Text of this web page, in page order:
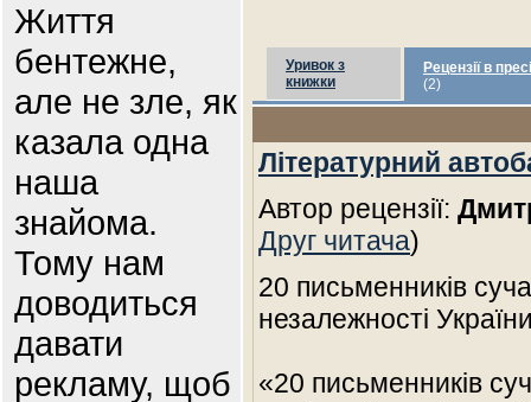
Життя
бентежне,
але не зле, як
казала одна
наша
знайома.
Тому нам
доводиться
давати
рекламу, щоб
Уривок з
книжки
Рецензії в пресі
(2)
Літературний
Автор рецензії:
Друг читача)
20 письменників
незалежності
«20 письменників